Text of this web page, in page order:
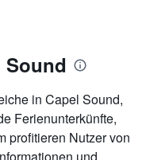
Sound
in Capel Sound,
Ferienunterkünfte,
profitieren Nutzer von